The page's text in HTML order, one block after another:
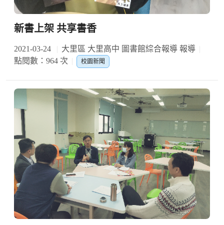
新書上架 共享書香
2021-03-24
大里區 大里高中 圖書館綜合報導 報導
點閱數：964 次
校園新聞